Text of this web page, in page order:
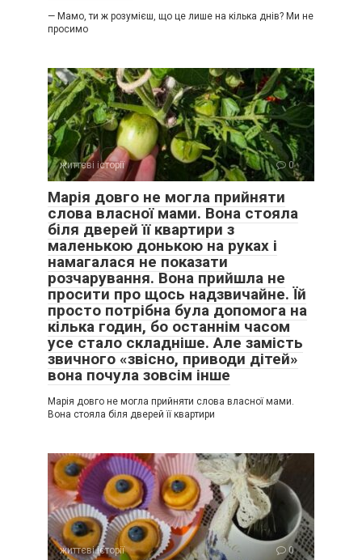
тими не частими, але такими гарячими зустрічами. Інших
…Одного разу Гнат повернувся з міста, з робочої поїздки і
від Марти, а дома на нього на обідньому столі чекав лист.
«Я взяла лише необхідне мені на новому місті. Я
винайняла квартиру в райцентрі, найближчими днями
подам на розлучення. Дмитро виріс, в нього своя родина, і
— Мамо, ти ж розумієш, що це лише на кілька днів? Ми не
просимо
життєві історії 0
Марія довго не могла прийняти
слова власної мами. Вона стояла
біля дверей її квартири з
маленькою донькою на руках і
намагалася не показати
розчарування. Вона прийшла не
просити про щось надзвичайне. Їй
просто потрібна була допомога на
кілька годин, бо останнім часом
усе стало складніше. Але замість
звичного «звісно, приводи дітей»
вона почула зовсім інше
Марія довго не могла прийняти слова власної мами.
Вона стояла біля дверей її квартири
життєві історії 0